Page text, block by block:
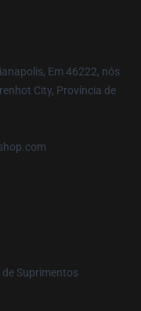
Em 46222, nós
City, Província de
de Suprimentos